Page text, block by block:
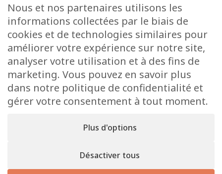
Raider online
Formulaires
Faq
Contact
CONTACT
15 Rue de l’École
L-8353 Garnich
Mentions
Nous et nos partenaires utilisons les
informations collectées par le biais de
cookies et de technologies similaires pour
améliorer votre expérience sur notre site,
analyser votre utilisation et à des fins de
marketing. Vous pouvez en savoir plus
dans notre politique de confidentialité et
gérer votre consentement à tout moment.
Plus d'options
Désactiver tous